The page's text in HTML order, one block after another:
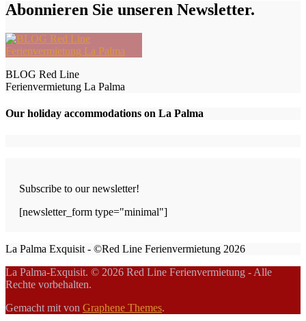
Abonnieren Sie unseren Newsletter.
BLOG Red Line
Ferienvermietung La Palma
Our holiday accommodations on La Palma
Subscribe to our newsletter!
[newsletter_form type="minimal"]
La Palma Exquisit - ©Red Line Ferienvermietung 2026
La Palma-Exquisit. © 2026 Red Line Ferienvermietung - Alle
Rechte vorbehalten.
Gemacht mit von Graphene Themes.